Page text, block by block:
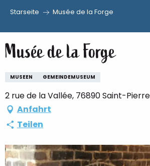
au
contenu
principal
Starseite Musée de la Forge
Musée de la Forge
MUSEEN GEMEINDEMUSEUM
2 rue de la Vallée, 76890 Saint-
Anfahrt
Teilen